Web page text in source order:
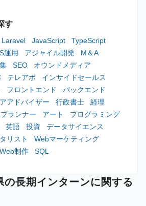
す
Laravel JavaScript
TypeScript
運用 アジャイル開発
M＆A
SEO
オウンドメディア
テレアポ
インサイドセールス
フロントエンド
バックエンド
アドバイザー 行政書士
経理
ランナー アート
プログラミング
英語 投資
データサイエンス
リスト
Webマーケティング
Web制作 SQL
の長期インターンに関する